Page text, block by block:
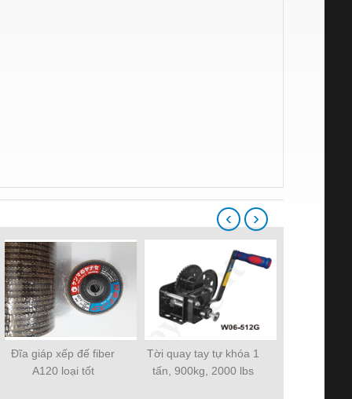
Đĩa giáp xếp đế fiber
A120 loại tốt
Tời quay tay tự khóa 1
tấn, 900kg, 2000 lbs
‹ ›